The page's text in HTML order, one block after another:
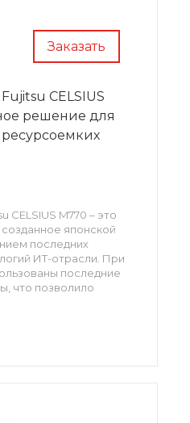
Заказать
CELSIUS
решение для
CELSIUS M770 – это
японской
последних
ИТ-отрасли. При
последние
что позволило